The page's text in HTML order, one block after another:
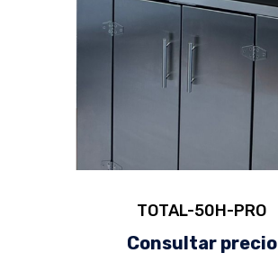
TOTAL-50H-PRO
Consultar precio